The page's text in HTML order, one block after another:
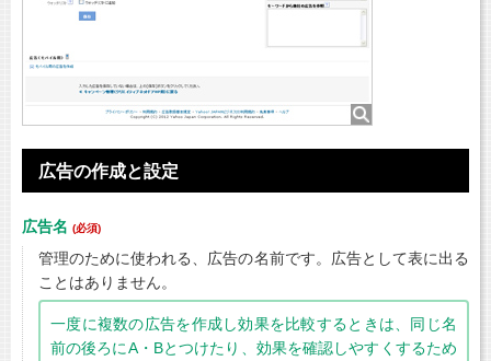
広告の作成と設定
広告名 (必須)
管理のために使われる、広告の名前です。広告として表に出る
ことはありません。
一度に複数の広告を作成し効果を比較するときは、同じ名
前の後ろにA・Bとつけたり、効果を確認しやすくするため